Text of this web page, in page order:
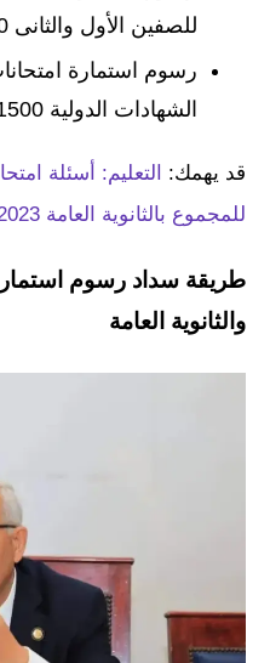
للصفين الأول والثانى 400 جنيه.
رسوم استمارة
الشهادات الدولية 1500جنيه مصري.
قد يهمك:
التعليم: أسئلة
للمجموع بالثانوية العامة 2023 اختيار من متعدد
طريقة سداد رسوم استمارة
والثانوية العامة